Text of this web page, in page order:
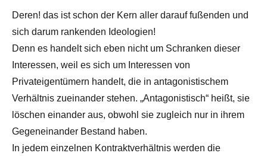
Deren! das ist schon der Kern aller darauf fußenden und
sich darum rankenden Ideologien!
Denn es handelt sich eben nicht um Schranken dieser
Interessen, weil es sich um Interessen von
Privateigentümern handelt, die in antagonistischem
Verhältnis zueinander stehen. „Antagonistisch“ heißt, sie
löschen einander aus, obwohl sie zugleich nur in ihrem
Gegeneinander Bestand haben.
In jedem einzelnen Kontraktverhältnis werden die